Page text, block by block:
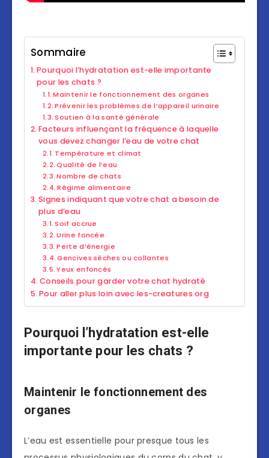
Sommaire
Pourquoi l’hydratation est-elle importante
pour les chats ?
Maintenir le fonctionnement des organes
Prévenir les problèmes de l’appareil urinaire
Soutien à la santé générale
Facteurs influençant la fréquence à laquelle
vous devez changer l’eau de votre chat
Température et climat
Qualité de l’eau
Nombre de chats
Régime alimentaire
Signes indiquant que votre chat a besoin de
plus d’eau
Soif accrue
Urine foncée
Perte d’énergie
Gencives sèches ou collantes
Yeux enfoncés
Conseils pour garder votre chat hydraté
Pour aller plus loin avec les-creatures.org
Pourquoi l’hydratation est-elle
importante pour les chats ?
Maintenir le fonctionnement des
organes
L’eau est essentielle pour presque tous les